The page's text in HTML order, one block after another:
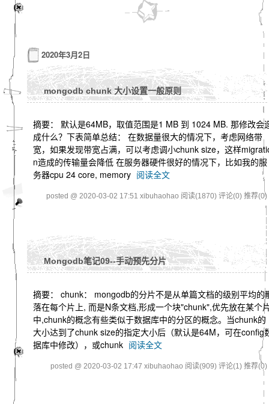
2020年3月2日
mongodb chunk 大小设置一般原则
摘要： 默认是64MB，取值范围是1 MB 到 1024 MB. 那修改会
成什么？下表简单总结： 在数据量很大的情况下，考虑网络带
宽，如果发现带宽占满，可以考虑调小chunk size，这样
n造成的传输量会降低 在服务器硬件很好的情况下，比如我的服
务器cpu 24 core, memory 阅读全文
posted @ 2020-03-02 17:51 xibuhaohao 阅读(1870) 评论(0) 推荐(0)
Mongodb笔记09--手动预先分片
摘要： chunk： mongodb的分片不是从单篇文档的级别平均的
落在每个片上, 而是N条文档,形成一个块"chunk",优先放在某个
中,chunk的概念有些类似于数据库中的分区的概念。当chunk的
大小达到了chunk size的指定大小后（默认是64M，可在config
据库中修改），或chunk 阅读全文
posted @ 2020-03-02 17:47 xibuhaohao 阅读(909) 评论(1) 推荐(0)